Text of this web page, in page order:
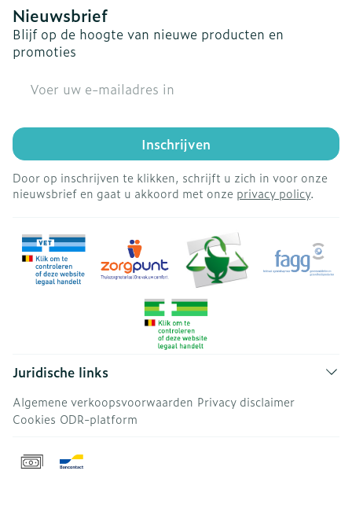
Nieuwsbrief
Blijf op de hoogte van nieuwe producten en
promoties
Inschrijven
Door op inschrijven te klikken, schrijft u zich in voor onze
nieuwsbrief en gaat u akkoord met onze privacy policy.
Juridische links
Algemene verkoopsvoorwaarden Privacy disclaimer
Cookies ODR-platform